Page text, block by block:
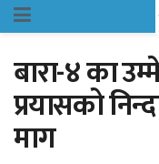
बारा-४ का
प्रयासको
माग